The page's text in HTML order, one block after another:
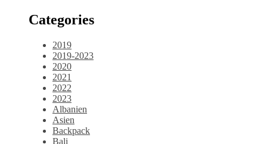
Categories
2019
2019-2023
2020
2021
2022
2023
Albanien
Asien
Backpack
Bali